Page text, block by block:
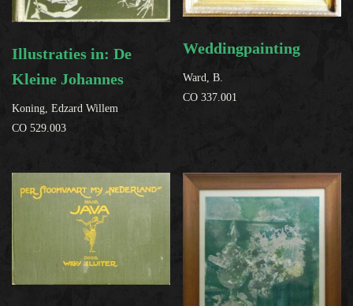
Illustraties in: De
Kleine Johannes
Koning, Edzard Willem
CO 529.003
Weddingpainting
Ward, B.
CO 337.001